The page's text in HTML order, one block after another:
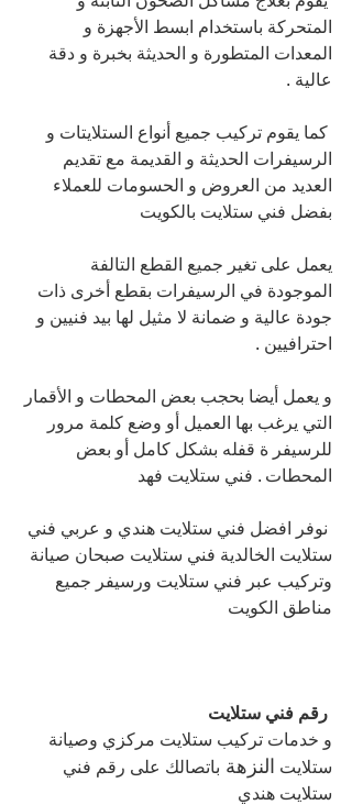
المتحركة باستخدام ابسط الأجهزة و
المعدات المتطورة و الحديثة بخبرة و دقة
عالية .
كما يقوم تركيب جميع أنواع الستلايتات و
الرسيفرات الحديثة و القديمة مع تقديم
العديد من العروض و الحسومات للعملاء
بفضل فني ستلايت بالكويت
يعمل على تغير جميع القطع التالفة
الموجودة في الرسيفرات بقطع أخرى ذات
جودة عالية و ضمانة لا مثيل لها بيد فنيين و
احترافيين .
و يعمل أيضا بحجب بعض المحطات و الأقمار
التي يرغب بها العميل أو وضع كلمة مرور
للرسيفر ة قفله بشكل كامل أو بعض
المحطات . فني ستلايت فهد
نوفر افضل فني ستلايت هندي و عربي فني
ستلايت الخالدية فني ستلايت صبحان صيانة
وتركيب عبر فني ستلايت ورسيفر جميع
مناطق الكويت
رقم فني ستلايت
و خدمات تركيب ستلايت مركزي وصيانة
ستلايت النزهة باتصالك على رقم فني
ستلايت هندي